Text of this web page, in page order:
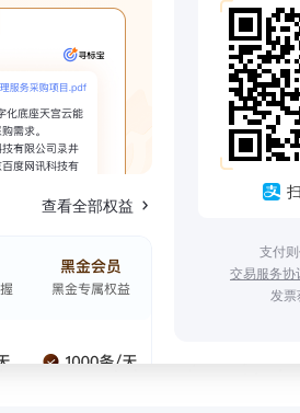
查看全部权益
支付
交易服务协
发票